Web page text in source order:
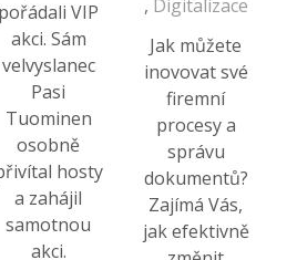
pořádali VIP
akci. Sám
velvyslanec
Pasi
Tuominen
osobně
hosty
a zahájil
samotnou
akci.
Digitalizace
Jak můžete
inovovat své
firemní
procesy a
správu
dokumentů?
Zajímá Vás,
jak efektivně